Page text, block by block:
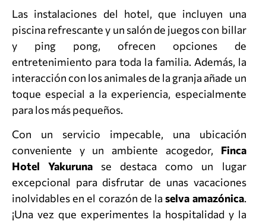
Las instalaciones del hotel, que incluyen una
piscina refrescante y un salón de juegos con billar
y ping pong, ofrecen opciones de
entretenimiento para toda la familia. Además, la
interacción con los animales de la granja añade un
toque especial a la experiencia, especialmente
para los más pequeños.
Con un servicio impecable, una ubicación
conveniente y un ambiente acogedor, Finca
Hotel Yakuruna se destaca como un lugar
excepcional para disfrutar de unas vacaciones
inolvidables en el corazón de laselva amazónica.
¡Una vez que experimentes la hospitalidad y la